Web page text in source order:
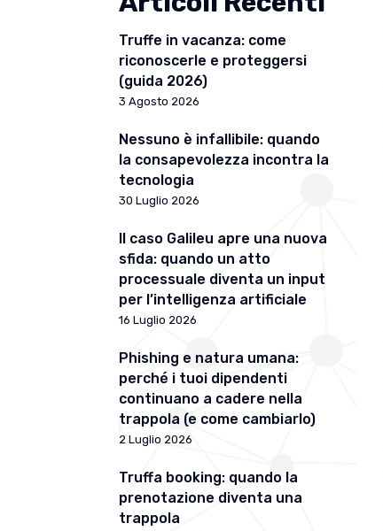
Truffe in vacanza: come
riconoscerle e proteggersi
(guida 2026)
3 Agosto 2026
Nessuno è infallibile: quando
la consapevolezza incontra la
tecnologia
30 Luglio 2026
Il caso Galileu apre una nuova
sfida: quando un atto
processuale diventa un input
per l’intelligenza artificiale
16 Luglio 2026
Phishing e natura umana:
perché i tuoi dipendenti
continuano a cadere nella
trappola (e come cambiarlo)
2 Luglio 2026
Truffa booking: quando la
prenotazione diventa una
trappola